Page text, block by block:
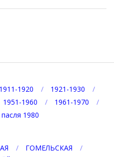
1911-1920
1921-1930
1951-1960
1961-1970
пасля 1980
ГОМЕЛЬСКАЯ